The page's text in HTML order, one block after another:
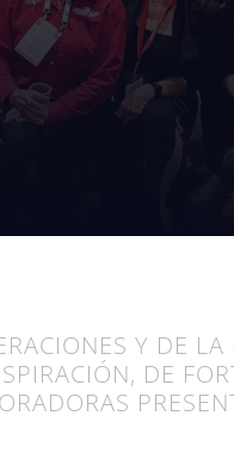
Y DE
DE